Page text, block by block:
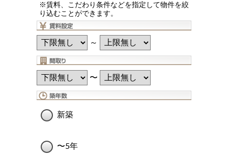
※賃料、こだわり条件などを指定して物件を絞
り込むことができます。
～
〜
新築
〜5年